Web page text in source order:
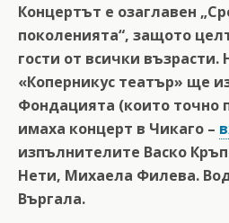
Концертът е озаглавен
поколенията“, защото
гости от всички възрасти.
«Коперникус театър» ще
Фондацията (които точно
имаха концерт в Чикаго –
изпълнителите Васко
Нети, Михаела Филева.
Въргала.